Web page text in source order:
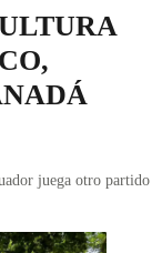
juega otro partido